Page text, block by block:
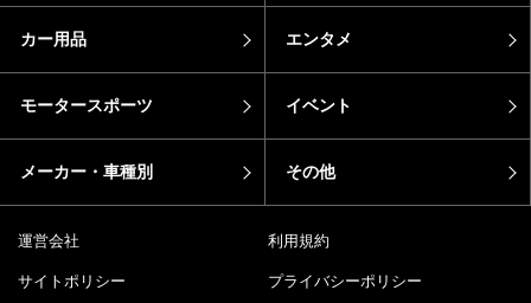
カー用品 エンタメ
モータースポーツ イベント
メーカー・車種別 その他
運営会社 利用規約
サイトポリシー プライバシーポリシー